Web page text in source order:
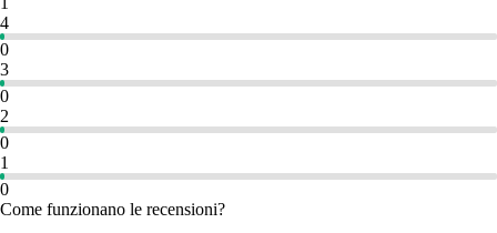
4
0
3
0
2
0
1
0
Come funzionano le recensioni?